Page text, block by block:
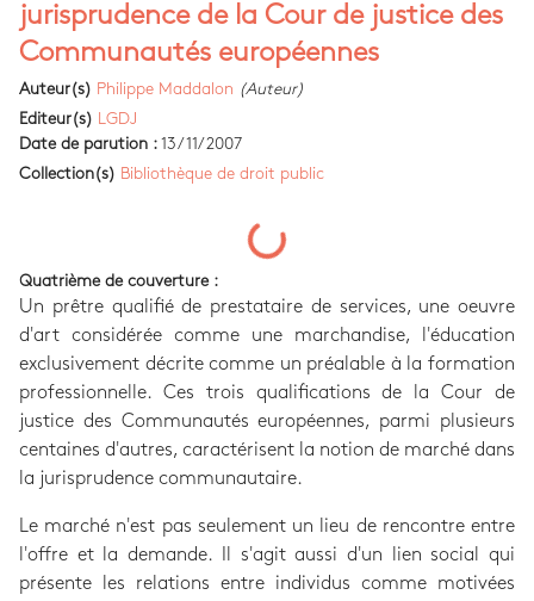
jurisprudence de la Cour de justice des
Communautés européennes
Auteur(s) Philippe Maddalon (Auteur)
Editeur(s)
LGDJ
Date de parution : 13/11/2007
Collection(s) Bibliothèque de droit public
Quatrième de couverture :
Un prêtre qualifié de prestataire de services, une oeuvre
d'art considérée comme une marchandise, l'éducation
exclusivement décrite comme un préalable à la formation
professionnelle. Ces trois qualifications de la Cour de
justice des Communautés européennes, parmi plusieurs
centaines d'autres, caractérisent la notion de marché dans
la jurisprudence communautaire.
Le marché n'est pas seulement un lieu de rencontre entre
l'offre et la demande. Il s'agit aussi d'un lien social qui
présente les relations entre individus comme motivées